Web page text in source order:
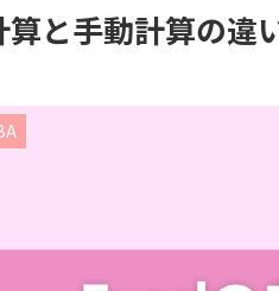
と手動計算の違